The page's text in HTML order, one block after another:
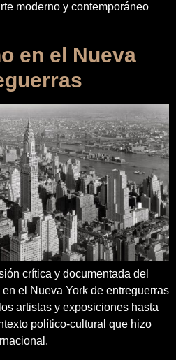
moderno y contemporáneo
en el Nueva
crítica y documentada del
el Nueva York de entreguerras
artistas y exposiciones hasta
político-cultural que hizo